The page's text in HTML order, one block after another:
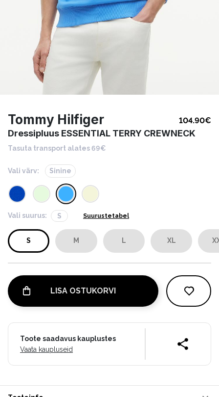
Tommy Hilfiger 104.90€
Dressipluus ESSENTIAL TERRY CREWNECK
Tasuta transport alates 69€
Vali värv: Sinine
Vali suurus: S Suurustetabel
S M L XL
LISA OSTUKORVI
Toote saadavus kauplustes
Vaata kaupluseid